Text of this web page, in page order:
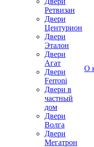
Ретвизан
Двери
Центурион
Двери
Эталон
Двери
Агат
Двери
Ferroni
Двери в
частный
дом
Двери
Волга
Двери
Мегатрон
О